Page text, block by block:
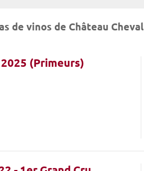
de vinos de Château
(Primeurs)